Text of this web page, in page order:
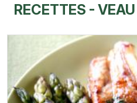
RECETTES - VEAU